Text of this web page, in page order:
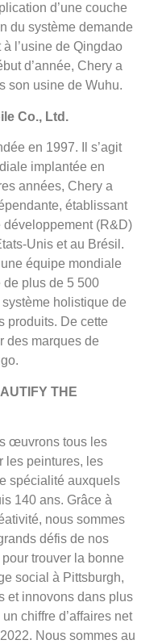
d’une couche
du système demande
l’usine de Qingdao
d’année, Chery a
son usine de Wuhu.
Co., Ltd.
en 1997. Il s’agit
implantée en
années, Chery a
établissant
développement (R&D)
Unis et au Brésil.
équipe mondiale
plus de 5 500
holistique de
produits. De cette
des marques de
THE
œuvrons tous les
les peintures, les
spécialité auxquels
140 ans. Grâce à
nous sommes
défis de nos
trouver la bonne
social à Pittsburgh,
et innovons dans plus
chiffre d’affaires net
Nous sommes au